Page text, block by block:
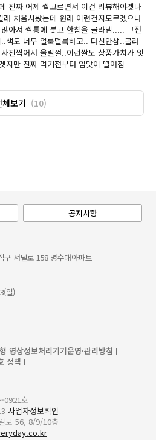
진짜 어제 쌀고르면서 이건 리뷰해야겟다
처음사봤는데 원래 이런건지모르겠으나
아서 쌀통에 붓고 한참을 골라냄..... 그전
색도 너무 얼룩덜룩하고.. 다신안삼..골라
진찍어서 올릴껄..이런쌀도 상품가치가 잇
지만 진짜 먹기전부터 입맛이 떨어짐
체보기 (10)
공지사항
구 서달로 158 명수대아파트
일)
영상정보처리기기운영·관리방침
정책
0921호
사업자정보확인
로 56, 8/9/10층